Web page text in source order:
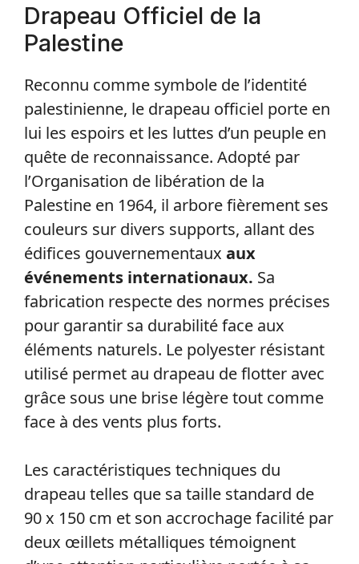
Drapeau Officiel de la
Palestine
Reconnu comme symbole de l’identité
palestinienne, le drapeau officiel porte en
lui les espoirs et les luttes d’un peuple en
quête de reconnaissance. Adopté par
l’Organisation de libération de la
Palestine en 1964, il arbore fièrement ses
couleurs sur divers supports, allant des
édifices gouvernementaux aux
événements internationaux. Sa
fabrication respecte des normes précises
pour garantir sa durabilité face aux
éléments naturels. Le polyester résistant
utilisé permet au drapeau de flotter avec
grâce sous une brise légère tout comme
face à des vents plus forts.
Les caractéristiques techniques du
drapeau telles que sa taille standard de
90 x 150 cm et son accrochage facilité par
deux œillets métalliques témoignent